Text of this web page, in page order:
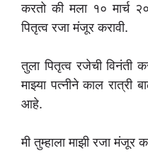
करतो की मला १० मार्च
पितृत्व रजा मंजूर करावी.
तुला पितृत्व रजेची विनंती
माझ्या पत्नीने काल रात्री
आहे.
मी तुम्हाला माझी रजा मंजूर